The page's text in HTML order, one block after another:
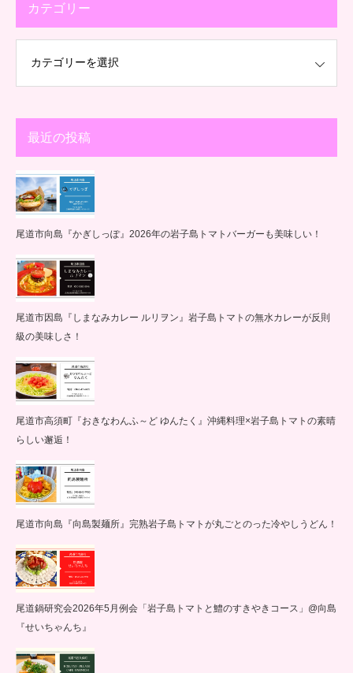
カテゴリー
最近の投稿
尾道市向島『かぎしっぽ』2026年の岩子島トマトバーガーも美味しい！
尾道市因島『しまなみカレー ルリヲン』岩子島トマトの無水カレーが反則
級の美味しさ！
尾道市高須町『おきなわんふ～ど ゆんたく』沖縄料理×岩子島トマトの素晴
らしい邂逅！
尾道市向島『向島製麺所』完熟岩子島トマトが丸ごとのった冷やしうどん！
尾道鍋研究会2026年5月例会「岩子島トマトと鱧のすきやきコース」@向島
『せいちゃんち』